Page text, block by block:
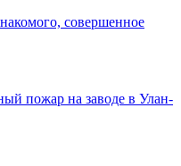
совершенное
пожар на заводе в Улан-